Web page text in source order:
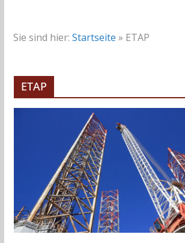
Sie sind hier: Startseite » ETAP
ETAP